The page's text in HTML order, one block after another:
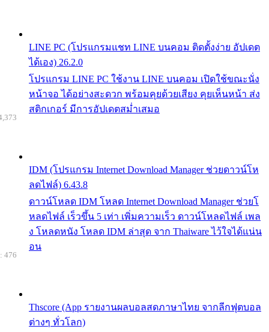
LINE PC (โปรแกรมแชท LINE บนคอม ติดตั้งง่าย อัปเดต
ได้เอง) 26.2.0
โปรแกรม LINE PC ใช้งาน LINE บนคอม เปิดใช้ขณะนั่ง
หน้าจอ ได้อย่างสะดวก พร้อมคุยด้วยเสียง คุยเห็นหน้า ส่ง
สติกเกอร์ มีการอัปเดตสม่ำเสมอ
IDM (โปรแกรม Internet Download Manager ช่วยดาวน์โห
ลดไฟล์) 6.43.8
ดาวน์โหลด IDM โหลด Internet Download Manager ช่วยโ
หลดไฟล์ เร็วขึ้น 5 เท่า เพิ่มความเร็ว ดาวน์โหลดไฟล์ เพล
ง โหลดหนัง โหลด IDM ล่าสุด จาก Thaiware ไว้ใจได้แน่น
อน
Thscore (App รายงานผลบอลสดภาษาไทย จากลีกฟุตบอล
ต่างๆ ทั่วโลก)
476